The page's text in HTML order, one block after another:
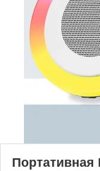
Портативная